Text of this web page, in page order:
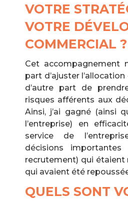
VOTRE
VOTRE
COMMERCIAL ?
Cet accompagnement
part d’ajuster
d’autre part de
risques afférents aux
Ainsi, j’ai gagné (ainsi
l’entreprise) en
service de
décisions
recrutement) qui étaient
qui avaient été
QUELS SONT